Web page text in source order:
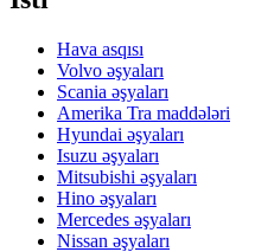
Hava asqısı
Volvo əşyaları
Scania əşyaları
Amerika Tra maddələri
Hyundai əşyaları
Isuzu əşyaları
Mitsubishi əşyaları
Hino əşyaları
Mercedes əşyaları
Nissan əşyaları